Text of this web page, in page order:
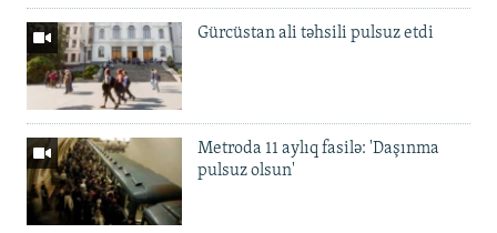
Gürcüstan ali təhsili pulsuz etdi
Metroda 11 aylıq fasilə: 'Daşınma
pulsuz olsun'